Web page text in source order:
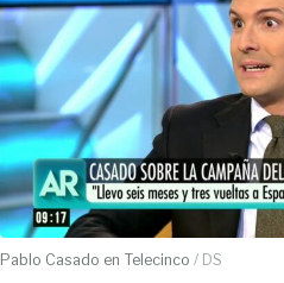
Pablo Casado en Telecinco / DS